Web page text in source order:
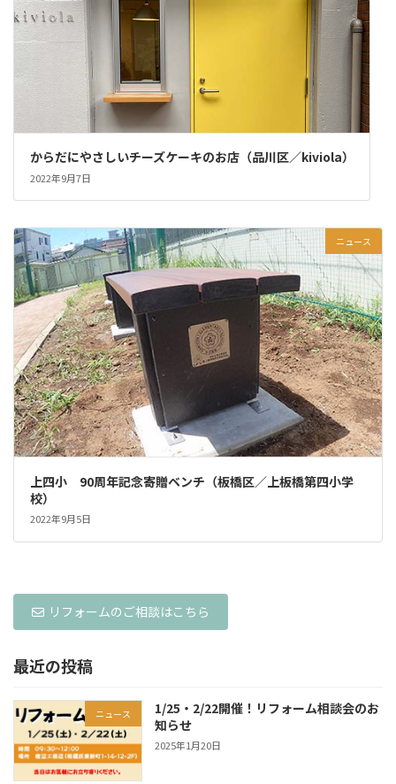
からだにやさしいチーズケーキのお店（品川区／kiviola）
2022年9月7日
ニュース
上四小 90周年記念寄贈ベンチ（板橋区／上板橋第四小学
校）
2022年9月5日
リフォームのご相談はこちら
最近の投稿
ニュース
1/25・2/22開催！リフォーム相談会のお
知らせ
2025年1月20日